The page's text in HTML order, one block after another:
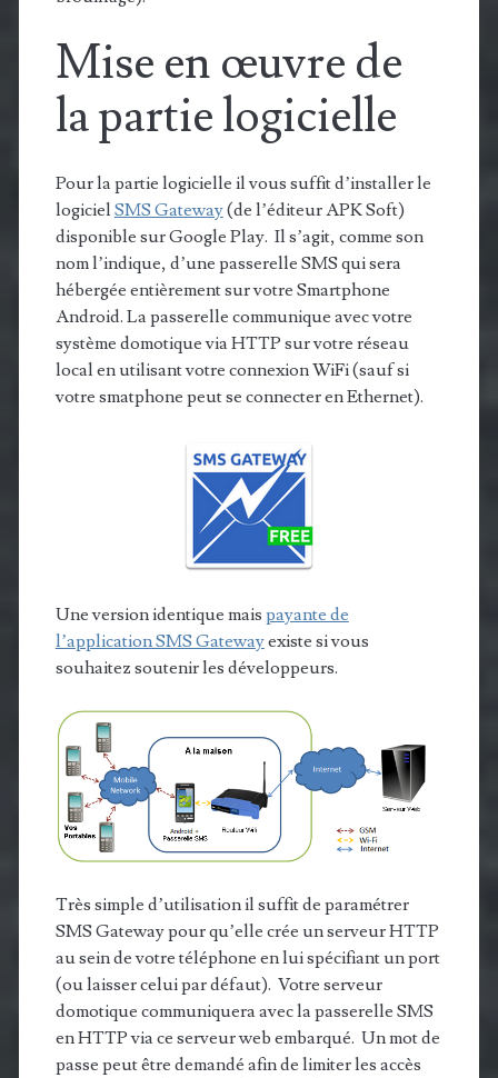
Mise en œuvre de
la partie logicielle
Pour la partie logicielle il vous suffit d’installer le
logiciel SMS Gateway(de l’éditeur APK Soft)
disponible sur Google Play. Il s’agit, comme son
nom l’indique, d’une passerelle SMS qui sera
hébergée entièrement sur votre Smartphone
Android. La passerelle communique avec votre
système domotique via HTTP sur votre réseau
local en utilisant votre connexion WiFi (sauf si
votre smatphone peut se connecter en Ethernet).
Une version identique mais payante de
l’application SMS Gatewayexiste si vous
souhaitez soutenir les développeurs.
Très simple d’utilisation il suffit de paramétrer
SMS Gateway pour qu’elle crée un serveur HTTP
au sein de votre téléphone en lui spécifiant un port
(ou laisser celui par défaut). Votre serveur
domotique communiquera avec la passerelle SMS
en HTTP via ce serveur web embarqué. Un mot de
passe peut être demandé afin de limiter les accès